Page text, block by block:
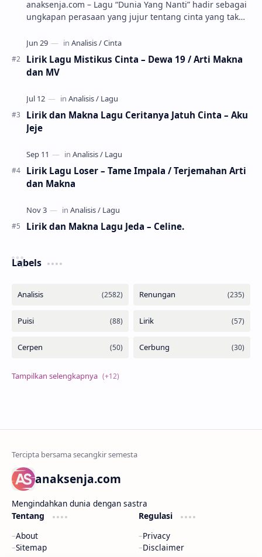
anaksenja.com – Lagu “Dunia Yang Nanti” hadir sebagai
ungkapan perasaan yang jujur tentang cinta yang tak
Lirik Lagu Mistikus Cinta – Dewa 19 / Arti Makna
dan MV
Lirik dan Makna Lagu Ceritanya Jatuh Cinta – Aku
Jeje
Lirik Lagu Loser – Tame Impala / Terjemahan Arti
dan Makna
Lirik dan Makna Lagu Jeda – Celine.
Labels
anaksenja.com
Mengindahkan dunia dengan sastra
Tentang
About
Sitemap
Regulasi
Privacy
Disclaimer